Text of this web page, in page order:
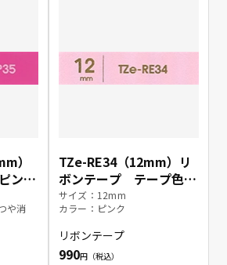
）
ンク
や消
TZe-RE34（12mm）リ
ボンテープ テープ色：
ピンク / 金文字
サイズ：12mm
カラー：ピンク
リボンテープ
990